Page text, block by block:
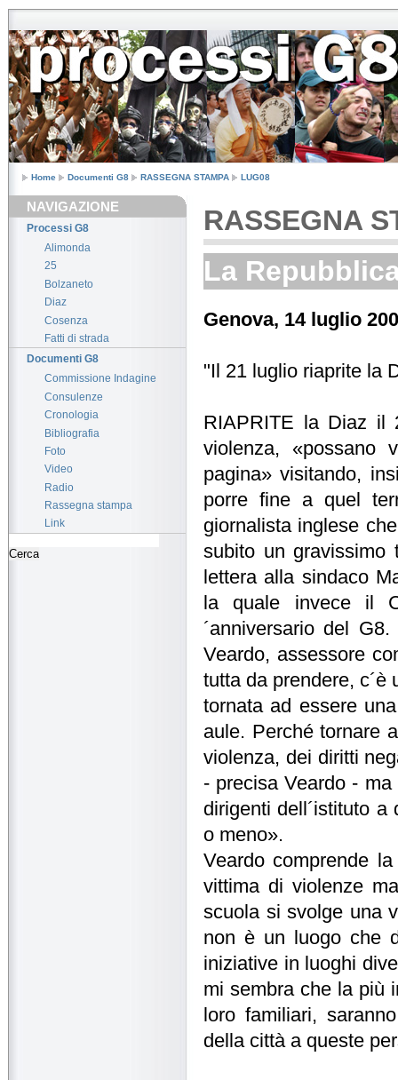
Home Documenti G8 RASSEGNA STAMPA LUG08
NAVIGAZIONE
Processi G8
Alimonda
25
Bolzaneto
Diaz
Cosenza
Fatti di strada
Documenti G8
Commissione Indagine
Consulenze
Cronologia
Bibliografia
Foto
Video
Radio
Rassegna stampa
Link
RASSEGNA
La
Genova, 14 luglio
"Il 21 luglio riaprite la
RIAPRITE la Diaz il
violenza, «possano
pagina» visitando,
porre fine a quel
giornalista inglese
subito un gravissimo
lettera alla sindaco
la quale invece il
´anniversario del
Veardo, assessore
tutta da prendere,
tornata ad essere
aule. Perché tornare
violenza, dei diritti
- precisa Veardo -
dirigenti dell´istituto
o meno».
Veardo comprende
vittima di violenze
scuola si svolge una
non è un luogo che
iniziative in luoghi
mi sembra che la più
loro familiari,
della città a queste